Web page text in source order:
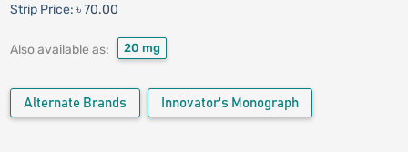
Strip Price: ৳ 70.00
Also available as: 20 mg
Alternate Brands Innovator's Monograph